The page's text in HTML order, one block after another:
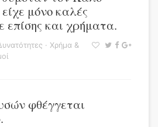
μόνο καλές
επίσης και χρήματα.
· Χρήμα &
φθέγγεται